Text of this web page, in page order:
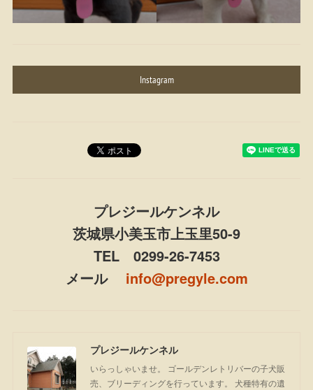
Instagram
プレジールケンネル
茨城県小美玉市上玉里50-9
TEL 0299-26-7453
メール info@pregyle.com
プレジールケンネル
いらっしゃいませ。 ゴールデンレトリバーの子犬販
売、ブリーディングを行っています。 犬種特有の遺